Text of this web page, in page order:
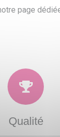
page
Qualité